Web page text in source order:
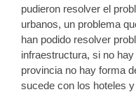
pudieron resolver el
urbanos, un problema
han podido resolver
infraestructura, si no
provincia no hay forma
sucede con los hoteles